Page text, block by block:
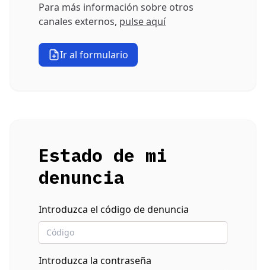
Para más información sobre otros
canales externos, pulse aquí
Ir al formulario
Estado de mi
denuncia
Introduzca el código de denuncia
Introduzca la contraseña